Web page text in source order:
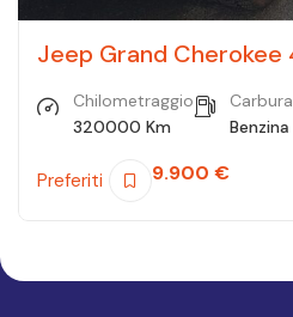
Jeep Grand Cherokee
Chilometraggio
320000 Km
Benzina
Preferiti 9.900 €